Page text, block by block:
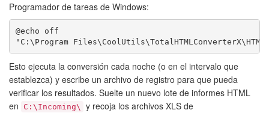
Programador de tareas de Windows:
@echo off
Esto ejecuta la conversión cada noche (o en el intervalo que
establezca) y escribe un archivo de registro para que pueda
verificar los resultados. Suelte un nuevo lote de informes HTML
en
C:\Incoming\ y recoja los archivos XLS de